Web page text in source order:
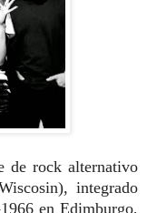
de rock alternativo
integrado
en Edimburgo,